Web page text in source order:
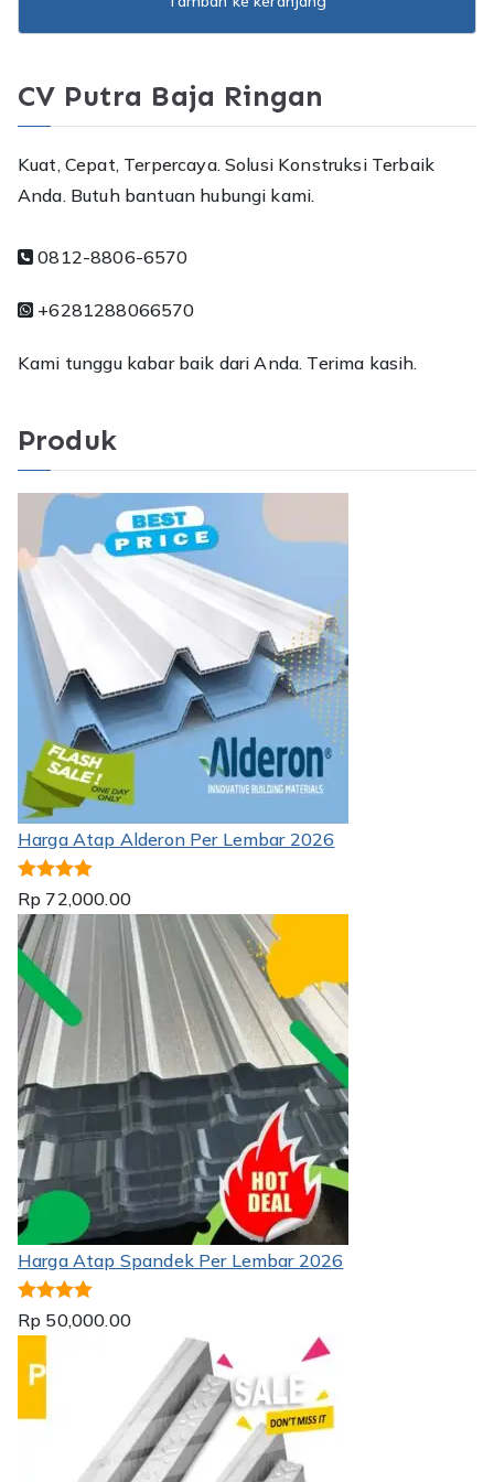
CV Putra Baja Ringan
Kuat, Cepat, Terpercaya. Solusi Konstruksi Terbaik
Anda. Butuh bantuan hubungi kami.
0812-8806-6570
+6281288066570
Kami tunggu kabar baik dari Anda. Terima kasih.
Produk
Harga Atap Alderon Per Lembar 2026
Dinilai 5.00
dari 5
Rp 72,000.00
Harga Atap Spandek Per Lembar 2026
Dinilai 5.00
Rp 50,000.00